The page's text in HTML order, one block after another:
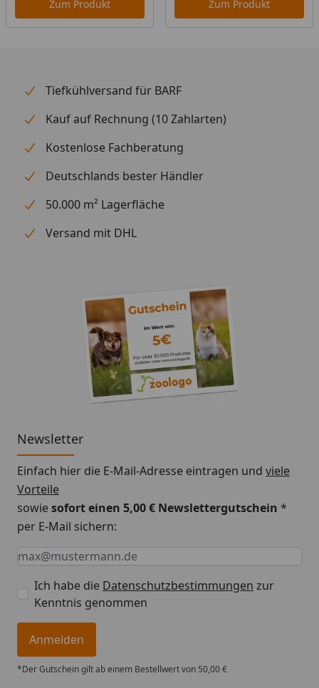
Zum Produkt Zum Produkt
Tiefkühlversand für BARF
Kauf auf Rechnung (10 Zahlarten)
Kostenlose Fachberatung
Deutschlands bester Händler
50.000 m² Lagerfläche
Versand mit DHL
Newsletter
Einfach hier die E-Mail-Adresse eintragen und viele
Vorteile
sowiesofort einen 5,00 € Newslettergutschein *
per E-Mail sichern:
Keine Eingabe erforderlich
Eingabe erforderlich
E-Mail *
Ich habe die Datenschutzbestimmungen zur
Kenntnis genommen
Anmelden
*Der Gutschein gilt ab einem Bestellwert von 50,00 €